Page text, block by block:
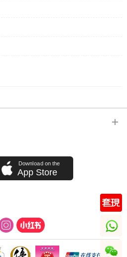
Download on the
App Store
whatsapp